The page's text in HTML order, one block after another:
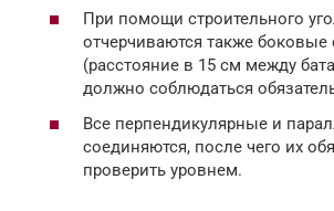
При помощи строительного
отчерчиваются также боковые
(расстояние в 15 см между
должно соблюдаться
Все перпендикулярные и
соединяются, после чего их
проверить уровнем.